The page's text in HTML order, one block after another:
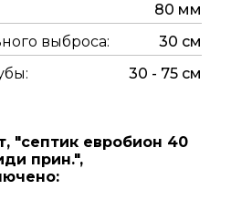
80 мм
выброса:
30 см
30 - 75 см
"септик евробион 40
прин.",